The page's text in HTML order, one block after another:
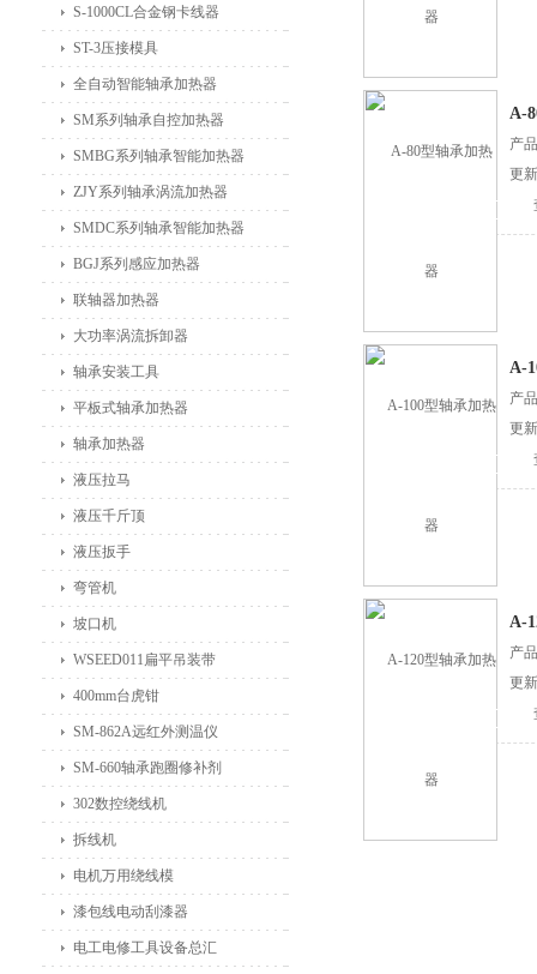
S-1000CL合金钢卡线器
ST-3压接模具
全自动智能轴承加热器
SM系列轴承自控加热器
SMBG系列轴承智能加热器
ZJY系列轴承涡流加热器
SMDC系列轴承智能加热器
BGJ系列感应加热器
联轴器加热器
大功率涡流拆卸器
轴承安装工具
平板式轴承加热器
轴承加热器
液压拉马
液压千斤顶
液压扳手
弯管机
坡口机
WSEED011扁平吊装带
400mm台虎钳
SM-862A远红外测温仪
SM-660轴承跑圈修补剂
302数控绕线机
拆线机
电机万用绕线模
漆包线电动刮漆器
电工电修工具设备总汇
A-
产
更
A-
产
更
A-
产
更